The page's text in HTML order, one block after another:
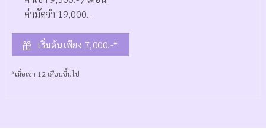
ค่ามัดจำ 19,000.-
เริ่มต้นเพียง 7,000.-*
*เมื่อเช่า 12 เดือนขึ้นไป